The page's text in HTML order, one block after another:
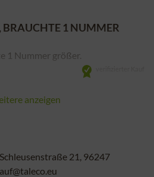
BRAUCHTE 1 NUMMER
1 Nummer größer.
anzeigen
21, 96247